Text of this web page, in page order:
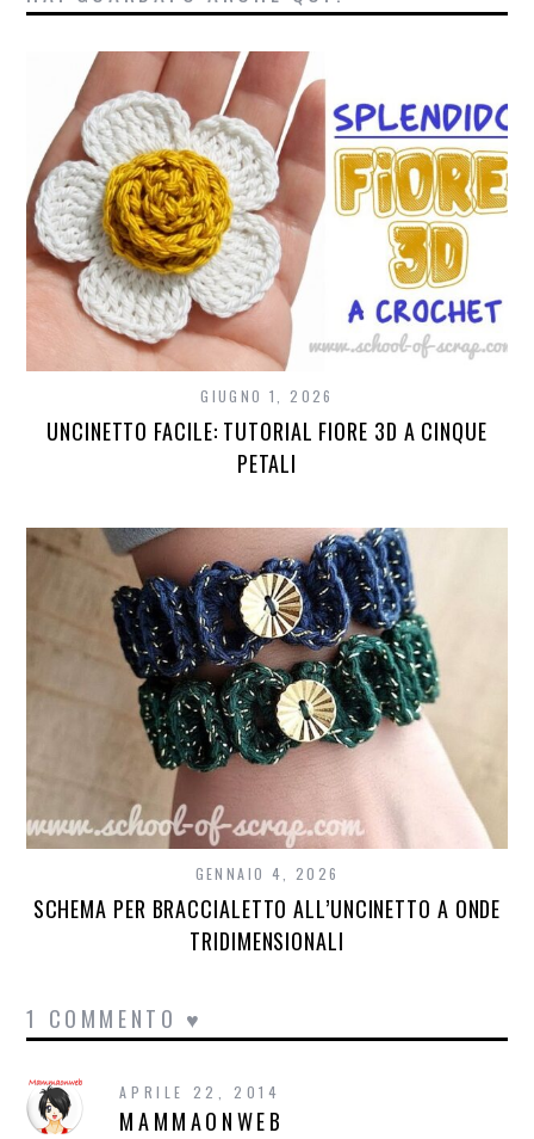
GIUGNO 1, 2026
UNCINETTO FACILE: TUTORIAL FIORE 3D A CINQUE
PETALI
GENNAIO 4, 2026
SCHEMA PER BRACCIALETTO ALL’UNCINETTO A ONDE
TRIDIMENSIONALI
1 COMMENTO ♥
APRILE 22, 2014
MAMMAONWEB